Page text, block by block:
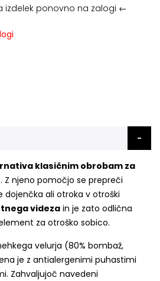
izdelek ponovno na zalogi ←
klasičnim obrobam za
. Z njeno pomočjo se prepreči
dojenčka ali otroka v otroški
videzain je zato odlična
za otroško sobico.
velurja (80% bombaž,
je z antialergenimi puhastimi
Zahvaljujoč navedeni